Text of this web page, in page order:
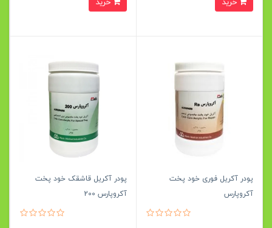
پودر آکریل فوری خود پخت
آکروپارس
پودر آکریل قاشقک خود پخت
آکروپارس 200